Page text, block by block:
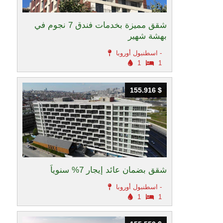
شقق مميزة بخدمات فندق 7 نجوم في
بهشة شهير
اسطنبول أوروبا -
1
1
شقق بضمان عائد إيجار 7% سنوياً
اسطنبول أوروبا -
1
1
155.916 $
155.916 $